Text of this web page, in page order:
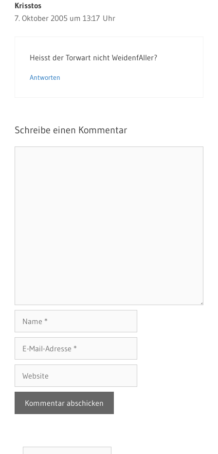
Krisstos
7. Oktober 2005 um 13:17 Uhr
Heisst der Torwart nicht WeidenfAller?
Antworten
Schreibe einen Kommentar
Mail-
Adresse